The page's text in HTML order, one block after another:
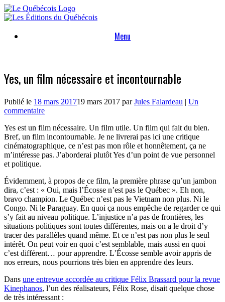
Skip
to
Menu
Yes, un film nécessaire et incontournable
Publié le 18 mars 201719 mars 2017 parJules Falardeau | Un
commentaire
Yes est un film nécessaire. Un film utile. Un film qui fait du bien.
Bref, un film incontournable. Je ne livrerai pas ici une critique
cinématographique, ce n’est pas mon rôle et honnêtement, ça ne
m’intéresse pas. J’aborderai plutôt Yes d’un point de vue personnel
et politique.
Évidemment, à propos de ce film, la première phrase qu’un jambon
dira, c’est : « Oui, mais l’Écosse n’est pas le Québec ». Eh non,
bravo champion. Le Québec n’est pas le Vietnam non plus. Ni le
Congo. Ni le Paraguay. En quoi ça nous empêche de regarder ce qui
s’y fait au niveau politique. L’injustice n’a pas de frontières, les
situations politiques sont toutes différentes, mais on a le droit d’y
tracer des parallèles quand même. Et ce n’est pas non plus le seul
intérêt. On peut voir en quoi c’est semblable, mais aussi en quoi
c’est différent… pour apprendre. L’Écosse semble avoir appris de
nos erreurs, nous pourrions très bien en apprendre des leurs.
Dans une entrevue accordée au critique Félix Brassard pour la revue
Kinephanos, l’un des réalisateurs, Félix Rose, disait quelque chose
de très intéressant :